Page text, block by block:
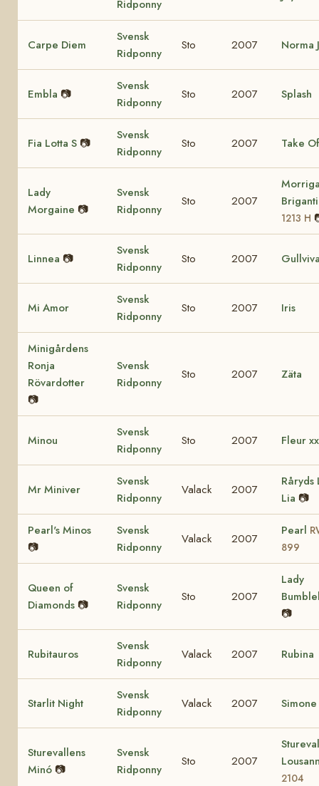
Ridponny
Carpe Diem
Svensk
Ridponny
Sto 2007 Norma
Embla 📷
Svensk
Ridponny
Sto 2007 Splash
Fia Lotta S 📷
Svensk
Ridponny
Sto 2007 Take
Lady
Morgaine 📷
Svensk
Ridponny
Sto 2007
1213 H
Linnea 📷
Svensk
Ridponny
Sto 2007
Mi Amor
Svensk
Ridponny
Sto 2007 Iris
Minigårdens
Ronja
Rövardotter
📷
Svensk
Ridponny
Sto 2007 Zäta
Minou
Svensk
Ridponny
Sto 2007 Fleur xx
Mr Miniver
Svensk
Ridponny
Valack 2007
Råryds
Lia 📷
Pearl's Minos
📷
Svensk
Ridponny
Valack 2007
Pearl
899
Queen of
Diamonds 📷
Svensk
Ridponny
Sto 2007
Lady
📷
Rubitauros
Svensk
Ridponny
Valack 2007 Rubina
Starlit Night
Svensk
Ridponny
Valack 2007 Simone
Sturevallens
Minó 📷
Svensk
Ridponny
Sto 2007
2104